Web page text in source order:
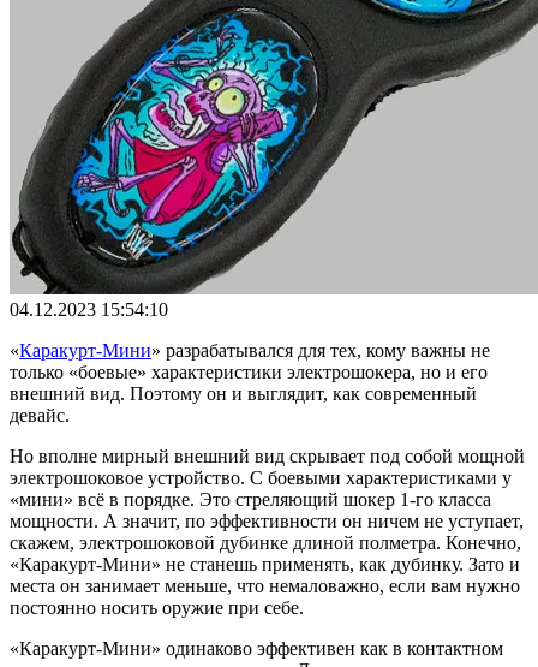
04.12.2023 15:54:10
«Каракурт-Мини» разрабатывался для тех, кому важны не
только «боевые» характеристики электрошокера, но и его
внешний вид. Поэтому он и выглядит, как современный
девайс.
Но вполне мирный внешний вид скрывает под собой мощной
электрошоковое устройство. С боевыми характеристиками у
«мини» всё в порядке. Это стреляющий шокер 1-го класса
мощности. А значит, по эффективности он ничем не уступает,
скажем, электрошоковой дубинке длиной полметра. Конечно,
«Каракурт-Мини» не станешь применять, как дубинку. Зато и
места он занимает меньше, что немаловажно, если вам нужно
постоянно носить оружие при себе.
«Каракурт-Мини» одинаково эффективен как в контактном